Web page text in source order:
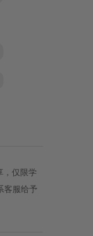
，仅限学
客服给予